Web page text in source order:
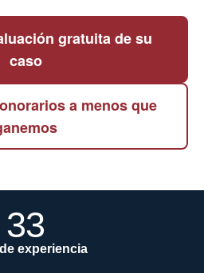
gratuita de su
caso
a menos que
33
experiencia